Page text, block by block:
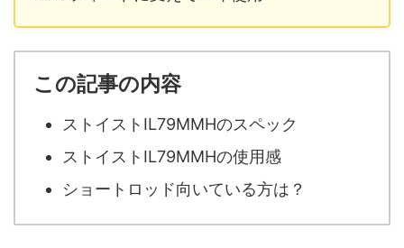
この記事の内容
ストイストIL79MMHのスペック
ストイストIL79MMHの使用感
ショートロッド向いている方は？